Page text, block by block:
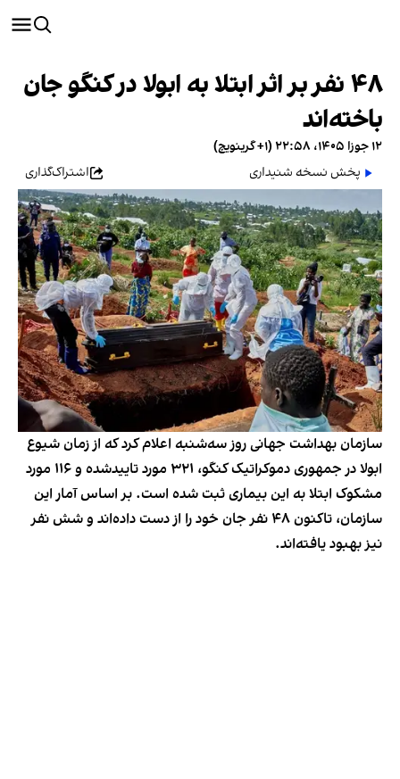
۴۸ نفر بر اثر ابتلا به ابولا در کنگو جان
باخته‌اند
۱۲ جوزا ۱۴۰۵، ۲۲:۵۸ (‎+۱ گرینویچ)
پخش نسخه شنیداری
اشتراک‌گذاری
سازمان بهداشت جهانی روز سه‌شنبه اعلام کرد که از زمان شیوع
ابولا در جمهوری دموکراتیک کنگو، ۳۲۱ مورد تاییدشده و ۱۱۶ مورد
مشکوک ابتلا به این بیماری ثبت شده است. بر اساس آمار این
سازمان، تاکنون ۴۸ نفر جان خود را از دست داده‌اند و شش نفر
نیز بهبود یافته‌اند.